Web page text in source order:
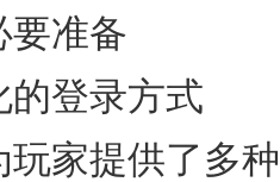
要准备
的登录方式
玩家提供了多